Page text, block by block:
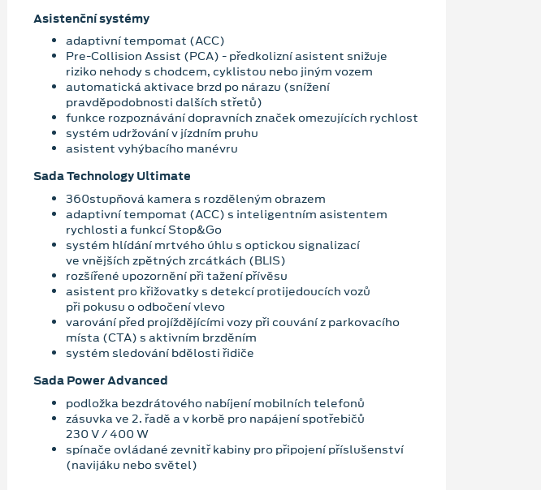
Asistenční systémy
adaptivní tempomat (ACC)
Pre-Collision Assist (PCA) - předkolizní asistent snižuje
riziko nehody s chodcem, cyklistou nebo jiným vozem
automatická aktivace brzd po nárazu (snížení
pravděpodobnosti dalších střetů)
funkce rozpoznávání dopravních značek omezujících rychlost
systém udržování v jízdním pruhu
asistent vyhýbacího manévru
Sada Technology Ultimate
360stupňová kamera s rozděleným obrazem
adaptivní tempomat (ACC) s inteligentním asistentem
rychlosti a funkcí Stop&Go
systém hlídání mrtvého úhlu s optickou signalizací
ve vnějších zpětných zrcátkách (BLIS)
rozšířené upozornění při tažení přívěsu
asistent pro křižovatky s detekcí protijedoucích vozů
při pokusu o odbočení vlevo
varování před projíždějícími vozy při couvání z parkovacího
místa (CTA) s aktivním brzděním
systém sledování bdělosti řidiče
Sada Power Advanced
podložka bezdrátového nabíjení mobilních telefonů
zásuvka ve 2. řadě a v korbě pro napájení spotřebičů
230 V / 400 W
spínače ovládané zevnitř kabiny pro připojení příslušenství
(navijáku nebo světel)